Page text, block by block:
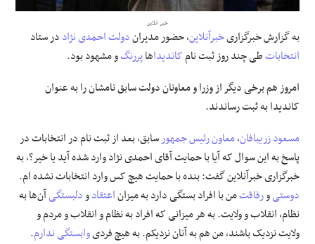
علوم و فن آوری
فرهنگی و هنری
خبر آنلاین
به گزارش خبرگزاریخبرآنلاین، حضور مدیراندولت احمدی نژاددر ستاد
انتخاباتطی چند روز ثبت نامکاندیداهاپررنگو مشهود بود.
امروز هم برخی دیگر از وزرا و معاونان دولت سابق نامشان را به عنوان
کاندیدا به ثبت رساندند.
مسعود زریبافان،معاون رئیس جمهورسابق، بعد از ثبت نام در انتخابات در
پاسخ به این سوال که آیا با حمایت آقای احمدی نژاد وارد شده آید یا خیر؟، به
خبرگزاری خبرآنلاین گفت: بنده با حمایت هیچ کس وارد انتخابات نشده ام.
دوستیورفاقتمن با افراد بستگی دارد به میزاناعتقادودلبستگیآن‌ها به
نظام، انقلاب و ولایت. به هر میزانی که افراد به نظام و انقلاب و مردم و
ولایت نزدیک باشند، من هم به آنان نزدیکم. به هیچ فردیوابستگیندارم.